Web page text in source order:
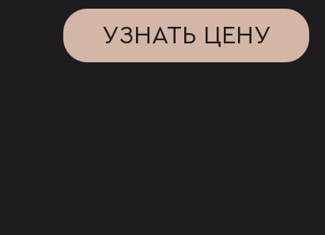
УЗНАТЬ ЦЕНУ